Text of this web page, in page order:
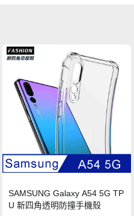
SAMSUNG Galaxy A54 5G TP
U 新四角透明防撞手機殼